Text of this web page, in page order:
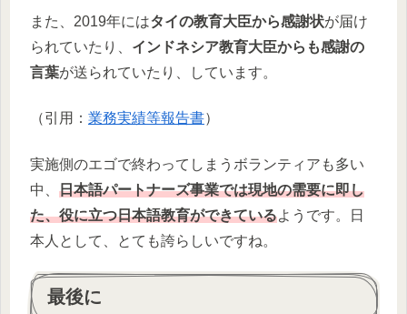
また、2019年にはタイの教育大臣から感謝状が届け
られていたり、 インドネシア教育大臣からも感謝の
言葉が送られていたり、しています。
（引用： 業務実績等報告書）
実施側のエゴで終わってしまうボランティアも多い
中、 日本語パートナーズ事業では現地の需要に即し
た、役に立つ日本語教育ができているようです。日
本人として、とても誇らしいですね。
最後に